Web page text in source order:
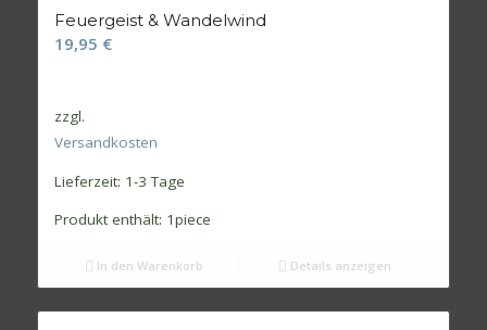
Feuergeist & Wandelwind
19,95 €
zzgl.
Versandkosten
Lieferzeit: 1-3 Tage
Produkt enthält: 1piece
In den Warenkorb Details anzeigen